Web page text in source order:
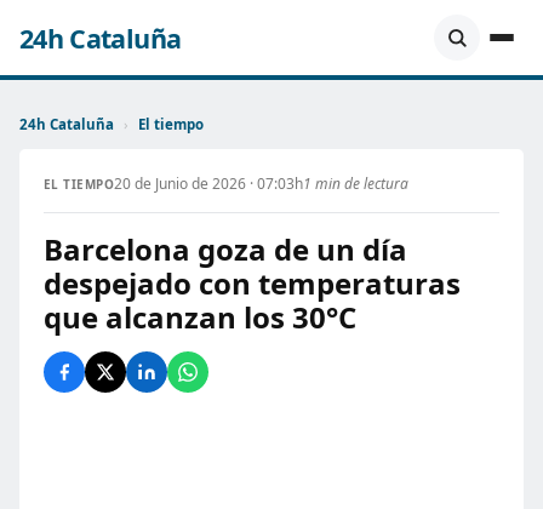
24h Cataluña
24h Cataluña › El tiempo
EL TIEMPO20 de Junio de 2026 · 07:03h1 min de lectura
Barcelona goza de un día
despejado con temperaturas
que alcanzan los 30°C